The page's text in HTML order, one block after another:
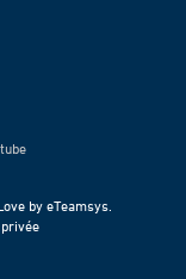
by eTeamsys.